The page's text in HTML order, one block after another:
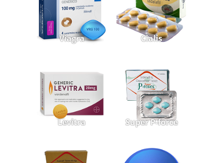
Viagra Cialis
Levitra Super P-force